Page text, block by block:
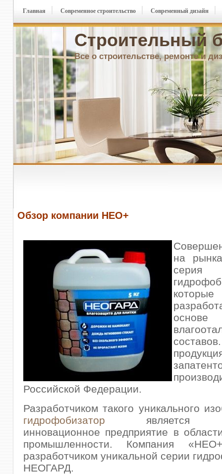
Строительный
Все о строительстве, ремонте и
Главная Современное строительство Современный дизайн
Обзор компании НЕО+
на
серия
основе
Российской Федерации.
Разработчиком такого уникального
гидрофобизатор является
инновационное предприятие в
промышленности. Компания
разработчиком уникальной серии
НЕОГАРД.